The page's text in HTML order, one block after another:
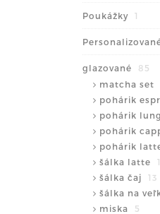
Poukážky 1
glazované
85
matcha set
pohárik
pohárik
pohárik
pohárik
šálka latte
1
šálka čaj
13
šálka na
miska
5